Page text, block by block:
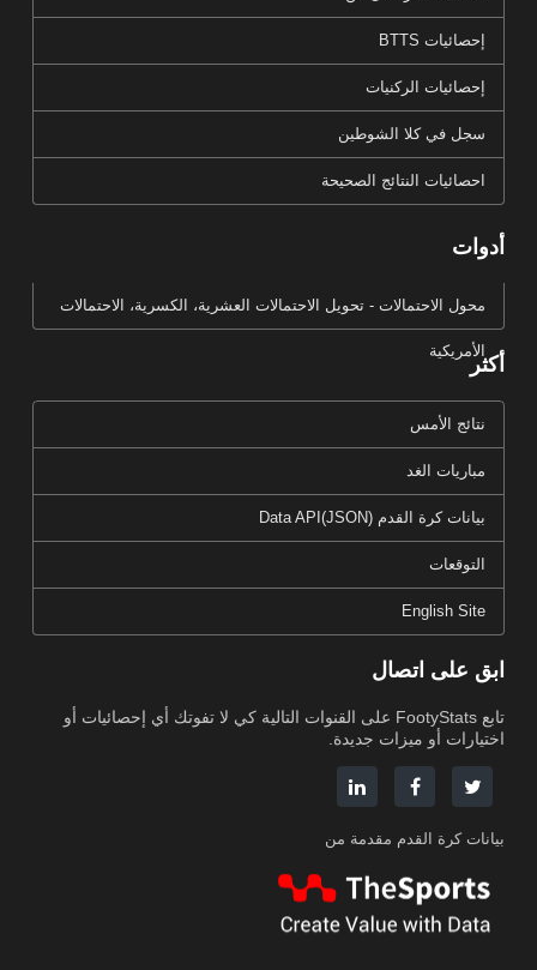
إحصائيات BTTS
إحصائيات الركنيات
سجل في كلا الشوطين
احصائيات النتائج الصحيحة
أدوات
محول الاحتمالات - تحويل الاحتمالات العشرية، الكسرية، الاحتمالات
الأمريكية
أكثر
نتائج الأمس
مباريات الغد
بيانات كرة القدم Data API(JSON)
التوقعات
English Site
ابق على اتصال
تابع FootyStats على القنوات التالية كي لا تفوتك أي إحصائيات أو
اختيارات أو ميزات جديدة.
بيانات كرة القدم مقدمة من